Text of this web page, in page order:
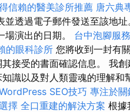
信賴的醫美診所推薦 唐六典
透過電子郵件發送至該地址
演出的日期。 台中泡腳服務
的眼科診所 您將收到一封有
接受的書面確認信息。 我
識以及對人類靈魂的理解和
SEO技巧 專注於關
擇 全口重建的解決方案 根據